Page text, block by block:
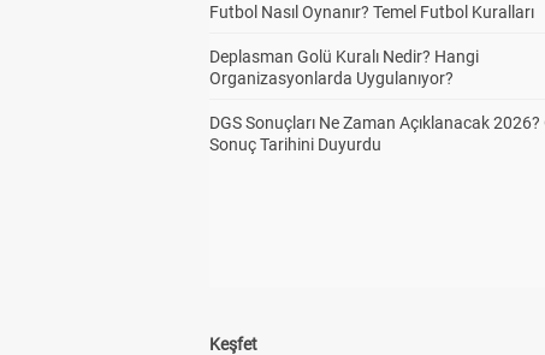
Futbol Nasıl Oynanır? Temel Futbol Kuralları
Deplasman Golü Kuralı Nedir? Hangi
Organizasyonlarda Uygulanıyor?
DGS Sonuçları Ne Zaman Açıklanacak 2026?
Sonuç Tarihini Duyurdu
Keşfet